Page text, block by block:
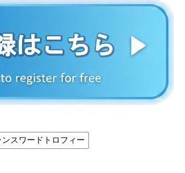
ンスワードトロフィー